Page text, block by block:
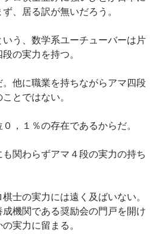
、居る訳が無いだろう。
う、数学系ユーチューバーは片
の実力を持つ。
他に職業を持ちながらアマ四段
とではない。
，１％の存在であるからだ。
関わらずアマ４段の実力の持ち
士の実力には遠く及ばいない。
機関である奨励会の門戸を開け
実力に留まる。